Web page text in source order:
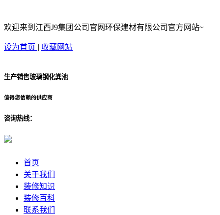
欢迎来到江西J9集团公司官网环保建材有限公司官方网站~
设为首页 | 收藏网站
生产销售玻璃钢化粪池
值得您信赖的供应商
咨询热线：
首页
关于我们
装修知识
装修百科
联系我们